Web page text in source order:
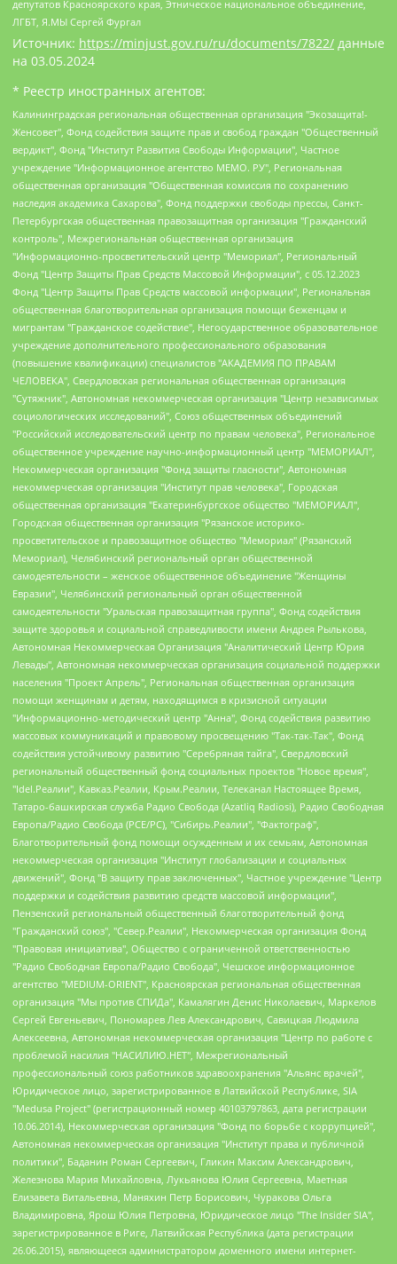
депутатов Красноярского края, Этническое национальное объединение,
ЛГБТ, Я.МЫ Сергей Фургал
Источник: https://minjust.gov.ru/ru/documents/7822/ данные
на 03.05.2024
* Реестр иностранных агентов:
Калининградская региональная общественная организация "Экозащита!-Женсовет", Фонд содействия защите прав и свобод граждан "Общественный вердикт", Фонд "Институт Развития Свободы Информации", Частное учреждение "Информационное агентство МЕМО. РУ", Региональная общественная организация "Общественная комиссия по сохранению наследия академика Сахарова", Фонд поддержки свободы прессы, Санкт-Петербургская общественная правозащитная организация "Гражданский контроль", Межрегиональная общественная организация "Информационно-просветительский центр "Мемориал", Региональный Фонд "Центр Защиты Прав Средств Массовой Информации", с 05.12.2023 Фонд "Центр Защиты Прав Средств массовой информации", Региональная общественная благотворительная организация помощи беженцам и мигрантам "Гражданское содействие", Негосударственное образовательное учреждение дополнительного профессионального образования (повышение квалификации) специалистов "АКАДЕМИЯ ПО ПРАВАМ ЧЕЛОВЕКА", Свердловская региональная общественная организация "Сутяжник", Автономная некоммерческая организация "Центр независимых социологических исследований", Союз общественных объединений "Российский исследовательский центр по правам человека", Региональное общественное учреждение научно-информационный центр "МЕМОРИАЛ", Некоммерческая организация "Фонд защиты гласности", Автономная некоммерческая организация "Институт прав человека", Городская общественная организация "Екатеринбургское общество "МЕМОРИАЛ", Городская общественная организация "Рязанское историко-просветительское и правозащитное общество "Мемориал" (Рязанский Мемориал), Челябинский региональный орган общественной самодеятельности – женское общественное объединение "Женщины Евразии", Челябинский региональный орган общественной самодеятельности "Уральская правозащитная группа", Фонд содействия защите здоровья и социальной справедливости имени Андрея Рылькова, Автономная Некоммерческая Организация "Аналитический Центр Юрия Левады", Автономная некоммерческая организация социальной поддержки населения "Проект Апрель", Региональная общественная организация помощи женщинам и детям, находящимся в кризисной ситуации "Информационно-методический центр "Анна", Фонд содействия развитию массовых коммуникаций и правовому просвещению "Так-так-Так", Фонд содействия устойчивому развитию "Серебряная тайга", Свердловский региональный общественный фонд социальных проектов "Новое время", "Idel.Реалии", Кавказ.Реалии, Крым.Реалии, Телеканал Настоящее Время, Татаро-башкирская служба Радио Свобода (Azatliq Radiosi), Радио Свободная Европа/Радио Свобода (PCE/PC), "Сибирь.Реалии", "Фактограф", Благотворительный фонд помощи осужденным и их семьям, Автономная некоммерческая организация "Институт глобализации и социальных движений", Фонд "В защиту прав заключенных", Частное учреждение "Центр поддержки и содействия развитию средств массовой информации", Пензенский региональный общественный благотворительный фонд "Гражданский союз", "Север.Реалии", Некоммерческая организация Фонд "Правовая инициатива", Общество с ограниченной ответственностью "Радио Свободная Европа/Радио Свобода", Чешское информационное агентство "MEDIUM-ORIENT", Красноярская региональная общественная организация "Мы против СПИДа", Камалягин Денис Николаевич, Маркелов Сергей Евгеньевич, Пономарев Лев Александрович, Савицкая Людмила Алексеевна, Автономная некоммерческая организация "Центр по работе с проблемой насилия "НАСИЛИЮ.НЕТ", Межрегиональный профессиональный союз работников здравоохранения "Альянс врачей", Юридическое лицо, зарегистрированное в Латвийской Республике, SIA "Medusa Project" (регистрационный номер 40103797863, дата регистрации 10.06.2014), Некоммерческая организация "Фонд по борьбе с коррупцией", Автономная некоммерческая организация "Институт права и публичной политики", Баданин Роман Сергеевич, Гликин Максим Александрович, Железнова Мария Михайловна, Лукьянова Юлия Сергеевна, Маетная Елизавета Витальевна, Маняхин Петр Борисович, Чуракова Ольга Владимировна, Ярош Юлия Петровна, Юридическое лицо "The Insider SIA", зарегистрированное в Риге, Латвийская Республика (дата регистрации 26.06.2015), являющееся администратором доменного имени интернет-издания "The Insider SIA", https://theins.ru, Постернак Алексей Евгеньевич, Рубин Михаил Аркадьевич, Анин Роман Александрович, Юридическое лицо Istories fonds, зарегистрированное в Латвийской Республике (регистрационный номер 50008295751, дата регистрации 24.02.2020), Великовский Дмитрий Александрович, Долинина Ирина Николаевна, Мароховская Алеся Алексеевна, Шлейнов Роман Юрьевич, Шмагун Олеся Валентиновна, Общество с ограниченной ответственностью "Альтаир 2021", Общество с ограниченной ответственностью "Вега 2021", Общество с ограниченной ответственностью "Главный редактор 2021", Общество с ограниченной ответственностью "Ромашки монолит", Важенков Артем Валерьевич, Ивановская областная общественная организация "Центр гендерных исследований", Гурман Юрий Альбертович, Медиапроект "ОВД-Инфо", Егоров Владимир Владимирович, Жилинский Владимир Александрович, Общество с ограниченной ответственностью "ЗП", Иванова София Юрьевна, Карезина Инна Павловна, Кильтау Екатерина Викторовна, Петров Алексей Викторович, Пискунов Сергей Евгеньевич, Смирнов Сергей Сергеевич, Тихонов Михаил Сергеевич, Общество с ограниченной ответственностью "ЖУРНАЛИСТ-ИНОСТРАННЫЙ АГЕНТ", Арапова Галина Юрьевна, Вольтская Татьяна Анатольевна, Американская компания "Mason G.E.S. Anonymous Foundation" (США), являющаяся владельцем интернет-издания https://mnews.world/, Компания "Stichting Bellingcat", зарегистрированная в Нидерландах (дата регистрации 11.07.2018), Захаров Андрей Вячеславович, Клепиковская Екатерина Дмитриевна, Общество с ограниченной ответственностью "МЕМО", Перл Роман Александрович, Симонов Евгений Алексеевич, Соловьева Елена Анатольевна, Сотников Даниил Владимирович, Сурначева Елизавета Дмитриевна, Автономная некоммерческая организация по защите прав человека и информированию населения "Якутия – Наше Мнение", Общество с ограниченной ответственностью "Москоу диджитал медиа", с 26.01.2023 Общество с ограниченной ответственностью "Чайка Белые сады", Ветошкина Валерия Валерьевна, Заговора Максим Александрович, Межрегиональное общественное движение "Российская ЛГБТ - сеть", Оленичев Максим Владимирович, Павлов Иван Юрьевич, Скворцова Елена Сергеевна, Общество с ограниченной ответственностью "Как бы инагент", Кочетков Игорь Викторович, Общество с ограниченной ответственностью "Честные выборы", Еланчик Олег Александрович, Общество с ограниченной ответственностью "Нобелевский призыв", Гималова Регина Эмилевна, Григорьев Андрей Валерьевич, Григорьева Алина Александровна, Ассоциация по содействию защите прав призывников, альтернативнослужащих и военнослужащих "Правозащитная группа "Гражданин.Армия.Право", Хисамова Регина Фаритовна, Автономная некоммерческая организация по реализации социально-правовых программ "Лилит", Дальневосточное общественное движение "Маяк", Санкт-Петербургская ЛГБТ-инициативная группа "Выход", Инициативная группа ЛГБТ+ "Реверс", Алексеев Андрей Викторович, Бекбулатова Таисия Львовна, Беляев Иван Михайлович, Владыкина Елена Сергеевна, Гельман Марат Александрович, Никульшина Вероника Юрьевна, Толоконникова Надежда Андреевна, Шендерович Виктор Анатольевич, Общество с ограниченной ответственностью "Данное сообщение", Общество с ограниченной ответственностью Издательский дом "Новая глава", Айнбиндер Александра Александровна, Московский комьюнити-центр для ЛГБТ+инициатив, Благотворительный фонд развития филантропии, Deutsche Welle (Германия, Kurt-Schumacher-Strasse 3, 53113 Bonn), Борзунова Мария Михайловна, Воробьев Виктор Викторович, Голубева Анна Львовна, Константинова Алла Михайловна, Малкова Ирина Владимировна, Мурадов Мурад Абдулгалимович, Осетинская Елизавета Николаевна, Понасенков Евгений Николаевич, Ганапольский Матвей Юрьевич, Киселев Евгений Алексеевич, Борухович Ирина Григорьевна, Дремин Иван Тимофеевич, Дубровский Дмитрий Викторович, Красноярская региональная общественная организация поддержки и развития альтернативных образовательных технологий и межкультурных коммуникаций "ИНТЕРРА", Маяковская Екатерина Алексеевна, Фейгин Марк Захарович, Филимонов Андрей Викторович, Дзугкоева Регина Николаевна, Доброхотов Роман Александрович, Дудь Юрий Александрович, Елкин Сергей Владимирович, Кругликов Кирилл Игоревич, Сабунаева Мария Леонидовна, Семенов Алексей Владимирович, Шаинян Карен Багратович, Шульман Екатерина Михайловна, Асафьев Артур Валерьевич, Вахштайн Виктор Семенович, Венедиктов Алексей Алексеевич, Лушникова Екатерина Евгеньевна, Волков Леонид Михайлович, Невзоров Александр Глебович, Пархоменко Сергей Борисович, Сироткин Ярослав Николаевич, Кара-Мурза Владимир Владимирович, Баранова Наталья Владимировна, Гозман Леонид Яковлевич, Кагарлицкий Борис Юльевич, Климарев Михаил Валерьевич, Милов Владимир Станиславович, Автономная некоммерческая организация Краснодарский центр современного искусства "Типография", Моргенштерн Алишер Тагирович, Соболь Любовь Эдуардовна, Общество с ограниченной ответственностью "ЛИЗА НОРМ", Каспаров Гарри Кимович, Ходорковский Михаил Борисович, Общество с ограниченной ответственностью "Апрельские тезисы", Данилович Ирина Брониславовна, Кашин Олег Владимирович, Петров Николай Владимирович, Пивоваров Алексей Владимирович, Соколов Михаил Владимирович, Цветкова Юлия Владимировна, Чичваркин Евгений Александрович, Комитет против пыток/Команда против пыток, Общество с ограниченной ответственностью "Первый научный", Общество с ограниченной ответственностью "Вертолет и ко", Белоцерковская Вероника Борисовна, Кац Максим Евгеньевич, Лазарева Татьяна Юрьевна, Шаведдинов Руслан Табризович, Яшин Илья Валерьевич, Общество с ограниченной ответственностью "Иноагент ААВ", Алешковский Дмитрий Петрович, Альбац Евгения Марковна, Быков Дмитрий Львович, Галямина Юлия Евгеньевна, Лойко Сергей Леонидович, Мартынов Кирилл Константинович, Медведев Сергей Александрович, Крашенинников Федор Геннадиевич, Гордеева Катерина Вл